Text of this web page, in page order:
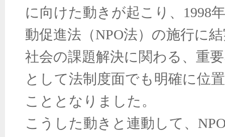
に向けた動きが起こり、1998
動促進法（NPO法）の施行に
社会の課題解決に関わる、重
として法制度面でも明確に位
こととなりました。
こうした動きと連動して、